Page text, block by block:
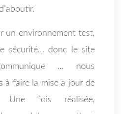
un environnement test,
sécurité… donc le site
… nous
à faire la mise à jour de
Une fois réalisée,